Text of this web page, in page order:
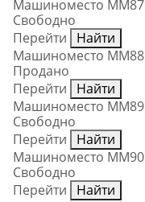
Машиноместо ММ87
Свободно
Перейти
Найти
Машиноместо ММ88
Продано
Перейти
Найти
Машиноместо ММ89
Свободно
Перейти
Найти
Машиноместо ММ90
Свободно
Перейти
Найти